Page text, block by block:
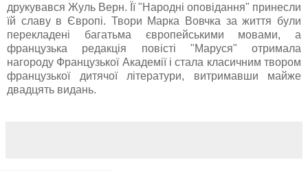
друкувався Жуль Верн. Її "Народні оповідання" принесли
їй славу в Європі. Твори Марка Вовчка за життя були
перекладені багатьма європейськими мовами, а
французька редакція повісті "Маруся" отримала
нагороду Французької Академії і стала класичним твором
французької дитячої літератури, витримавши майже
двадцять видань.